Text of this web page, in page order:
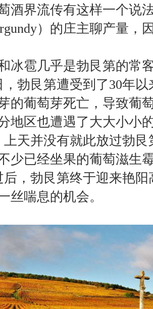
界流传有这样一个说
）的庄主聊产量，
雹几乎是勃艮第的常客
，勃艮第遭受到了30年
的葡萄芽死亡，导致葡
地区也遭遇了大大小小
上天并没有就此放过勃
少已经坐果的葡萄滋生
后，勃艮第终于迎来艳
丝喘息的机会。